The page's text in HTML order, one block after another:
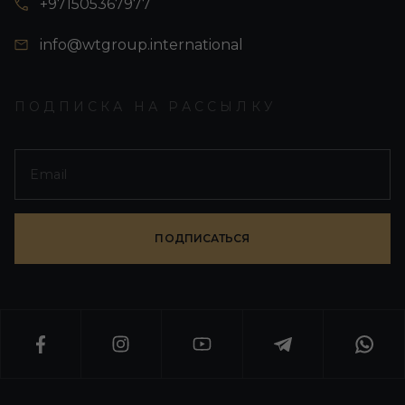
+971505367977
info@wtgroup.international
ПОДПИСКА НА РАССЫЛКУ
ПОДПИСАТЬСЯ